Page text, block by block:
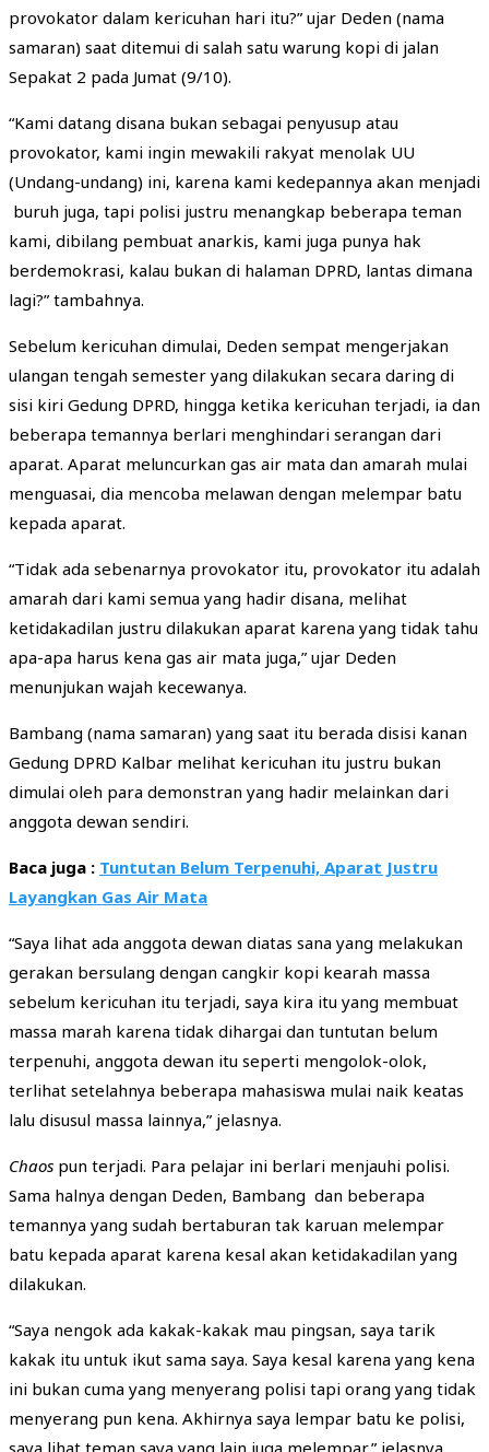
provokator dalam kericuhan hari itu?” ujar Deden (nama
samaran) saat ditemui di salah satu warung kopi di jalan
Sepakat 2 pada Jumat (9/10).
“Kami datang disana bukan sebagai penyusup atau
provokator, kami ingin mewakili rakyat menolak UU
(Undang-undang) ini, karena kami kedepannya akan menjadi
buruh juga, tapi polisi justru menangkap beberapa teman
kami, dibilang pembuat anarkis, kami juga punya hak
berdemokrasi, kalau bukan di halaman DPRD, lantas dimana
lagi?” tambahnya.
Sebelum kericuhan dimulai, Deden sempat mengerjakan
ulangan tengah semester yang dilakukan secara daring di
sisi kiri Gedung DPRD, hingga ketika kericuhan terjadi, ia dan
beberapa temannya berlari menghindari serangan dari
aparat. Aparat meluncurkan gas air mata dan amarah mulai
menguasai, dia mencoba melawan dengan melempar batu
kepada aparat.
“Tidak ada sebenarnya provokator itu, provokator itu adalah
amarah dari kami semua yang hadir disana, melihat
ketidakadilan justru dilakukan aparat karena yang tidak tahu
apa-apa harus kena gas air mata juga,” ujar Deden
menunjukan wajah kecewanya.
Bambang (nama samaran) yang saat itu berada disisi kanan
Gedung DPRD Kalbar melihat kericuhan itu justru bukan
dimulai oleh para demonstran yang hadir melainkan dari
anggota dewan sendiri.
Baca juga : Tuntutan Belum Terpenuhi, Aparat Justru
Layangkan Gas Air Mata
“Saya lihat ada anggota dewan diatas sana yang melakukan
gerakan bersulang dengan cangkir kopi kearah massa
sebelum kericuhan itu terjadi, saya kira itu yang membuat
massa marah karena tidak dihargai dan tuntutan belum
terpenuhi, anggota dewan itu seperti mengolok-olok,
terlihat setelahnya beberapa mahasiswa mulai naik keatas
lalu disusul massa lainnya,” jelasnya.
Chaos pun terjadi. Para pelajar ini berlari menjauhi polisi.
Sama halnya dengan Deden, Bambang dan beberapa
temannya yang sudah bertaburan tak karuan melempar
batu kepada aparat karena kesal akan ketidakadilan yang
dilakukan.
“Saya nengok ada kakak-kakak mau pingsan, saya tarik
kakak itu untuk ikut sama saya. Saya kesal karena yang kena
ini bukan cuma yang menyerang polisi tapi orang yang tidak
menyerang pun kena. Akhirnya saya lempar batu ke polisi,
saya lihat teman saya yang lain juga melempar,” jelasnya.